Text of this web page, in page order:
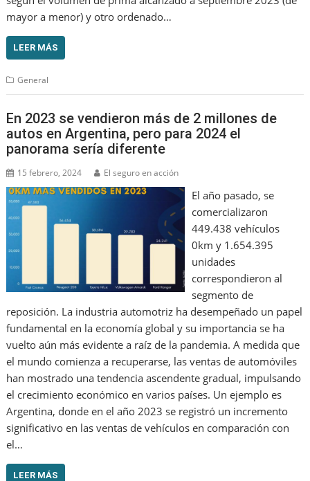
mayor a menor) y otro ordenado…
LEER MÁS
General
En 2023 se vendieron más de 2 millones de
autos en Argentina, pero para 2024 el
panorama sería diferente
15 febrero, 2024 El seguro en acción
El año pasado, se
comercializaron
449.438 vehículos
0km y 1.654.395
unidades
correspondieron al
segmento de
reposición. La industria automotriz ha desempeñado un papel
fundamental en la economía global y su importancia se ha
vuelto aún más evidente a raíz de la pandemia. A medida que
el mundo comienza a recuperarse, las ventas de automóviles
han mostrado una tendencia ascendente gradual, impulsando
el crecimiento económico en varios países. Un ejemplo es
Argentina, donde en el año 2023 se registró un incremento
significativo en las ventas de vehículos en comparación con
el…
LEER MÁS